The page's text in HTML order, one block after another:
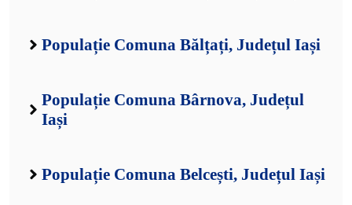
Populație Comuna Bălțați, Județul Iași
Populație Comuna Bârnova, Județul
Iași
Populație Comuna Belcești, Județul Iași